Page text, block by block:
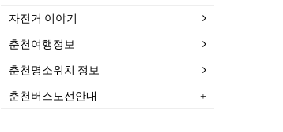
자전거 이야기
춘천여행정보
춘천명소위치 정보
춘천버스노선안내